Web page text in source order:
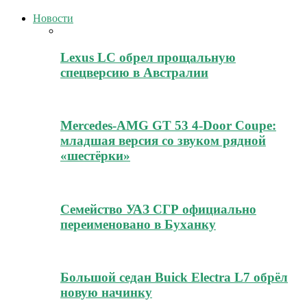
Новости
Lexus LC обрел прощальную
спецверсию в Австралии
Mercedes-AMG GT 53 4-Door Coupe:
младшая версия со звуком рядной
«шестёрки»
Семейство УАЗ СГР официально
переименовано в Буханку
Большой седан Buick Electra L7 обрёл
новую начинку